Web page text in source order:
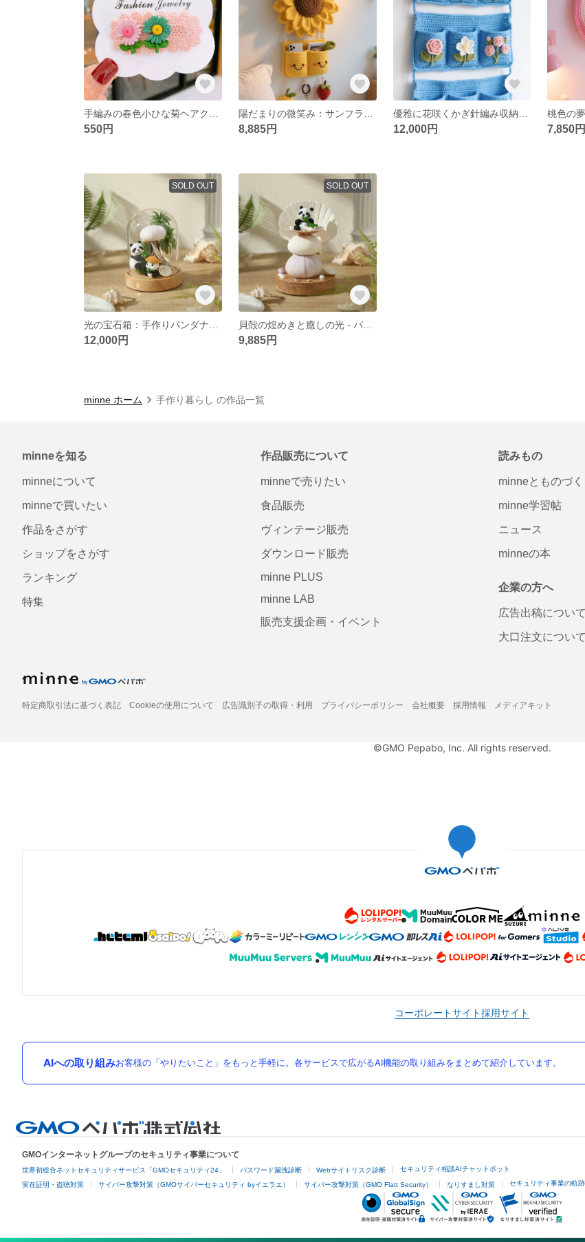
550円 8,885円 12,000円 7,850円
SOLD OUT
12,000円
SOLD OUT
貝殻の煌めきと癒しの光 - パンダナイトランプ
9,885円
minne ホーム 手作り暮らし の作品一覧
minneを知る
minneについて
minneで買いたい
作品をさがす
ショップをさがす
ランキング
特集
作品販売について
minneで売りたい
食品販売
ヴィンテージ販売
ダウンロード販売
minne PLUS
minne LAB
販売支援企画・イベント
読みもの
minneとものづく
minne学習帖
ニュース
minneの本
企業の方へ
広告出稿について
大口注文について
特定商取引法に基づく表記 Cookieの使用について 広告識別子の取得・利用 プライバシーポリシー 会社概要 採用情報 メディアキット
©GMO Pepabo, Inc. All rights reserved.
コーポレートサイト採用サイト
AIへの取り組みお客様の「やりたいこと」をもっと手軽に。各サービスで広がるAI機能の取り組みをまとめて紹介しています。
GMOインターネットグループのセキュリティ事業について
世界初総合ネットセキュリティサービス「GMOセキュリティ24」 パスワード漏洩診断 Webサイトリスク診断 セキュリティ相談AIチャットボット
実在証明・盗聴対策 サイバー攻撃対策（GMOサイバーセキュリティ byイエラエ） サイバー攻撃対策（GMO Flatt Security） なりすまし対策 セキュリティ事業の軌跡